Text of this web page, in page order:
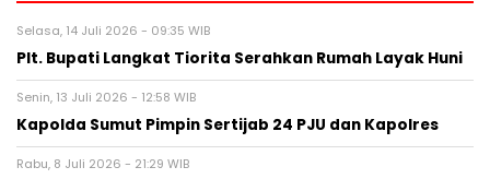
Selasa, 14 Juli 2026 - 09:35 WIB
Plt. Bupati Langkat Tiorita Serahkan Rumah Layak Huni
Senin, 13 Juli 2026 - 12:58 WIB
Kapolda Sumut Pimpin Sertijab 24 PJU dan Kapolres
Rabu, 8 Juli 2026 - 21:29 WIB